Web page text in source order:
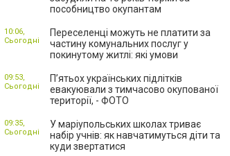
пособництво окупантам
Переселенці можуть не платити за
частину комунальних послуг у
покинутому житлі: які умови
10:06,
Сьогодні
П’ятьох українських підлітків
евакуювали з тимчасово окупованої
території, - ФОТО
09:53,
Сьогодні
У маріупольських школах триває
набір учнів: як навчатимуться діти та
куди звертатися
09:35,
Сьогодні